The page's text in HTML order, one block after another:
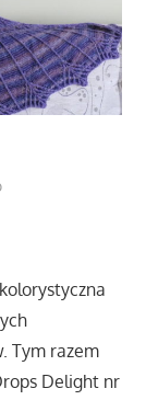
Tym razem
Delight nr